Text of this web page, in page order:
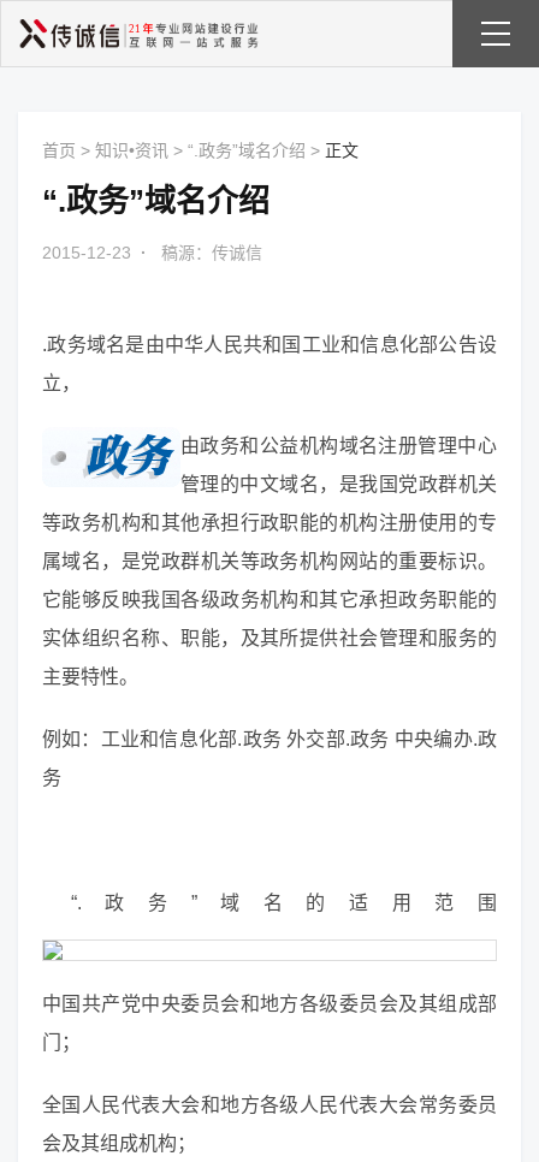
首页 > 知识•资讯 > “.政务”域名介绍 > 正文
“.政务”域名介绍
2015-12-23 · 稿源：传诚信
.政务域名是由中华人民共和国工业和信息化部公告设
立，
由政务和公益机构域名注册管理中心
管理的中文域名，是我国党政群机关
等政务机构和其他承担行政职能的机构注册使用的专
属域名，是党政群机关等政务机构网站的重要标识。
它能够反映我国各级政务机构和其它承担政务职能的
实体组织名称、职能，及其所提供社会管理和服务的
主要特性。
例如：工业和信息化部.政务 外交部.政务 中央编办.政
务
“.政务”域名的适用范围
中国共产党中央委员会和地方各级委员会及其组成部
门；
全国人民代表大会和地方各级人民代表大会常务委员
会及其组成机构；